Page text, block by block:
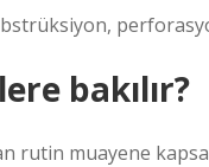
bakılır?
rutin muayene